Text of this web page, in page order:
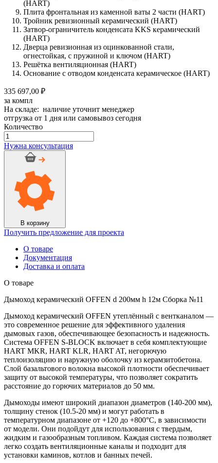
(HART)
Плита фронтальная из каменной ваты 2 части (HART)
Тройник ревизионный керамический (HART)
Затвор-ограничитель конденсата KKS керамический
(HART)
Дверца ревизионная из оцинкованной стали,
огнестойкая, с пружиной и ключом (HART)
Решётка вентиляционная (HART)
Основание с отводом конденсата керамическое (HART)
335 697,00 ₽
за компл
На складе: наличие уточнит менеджер
отгрузка от 1 дня или самовывоз сегодня
Количество
Количество
товара
Дымоход
керамический
200мм
Нужна консультация
В корзину
Получить предложение для проекта
О товаре
Документация
Доставка и оплата
О товаре
Дымоход керамический OFFEN d 200мм h 12м Сборка №11
Дымоход керамический OFFEN утеплённый с вентканалом —
это современное решение для эффективного удаления
дымовых газов, обеспечивающее безопасность и надежность.
Система OFFEN S-BLOCK включает в себя комплектующие
HART MKR, HART KLR, HART AT, негорючую
теплоизоляцию и наружную оболочку из керамзитобетона.
Слой базальтового волокна высокой плотности обеспечивает
защиту от высокой температуры, что позволяет сократить
расстояние до горючих материалов до 50 мм.
Дымоходы имеют широкий диапазон диаметров (140-200 мм),
толщину стенок (10.5-20 мм) и могут работать в
температурном диапазоне от +120 до +800°C, в зависимости
от модели. Они подойдут для использования с твердым,
жидким и газообразным топливом. Каждая система позволяет
легко создать вентиляционные каналы и подходит для
установки каминов, котлов и банных печей.